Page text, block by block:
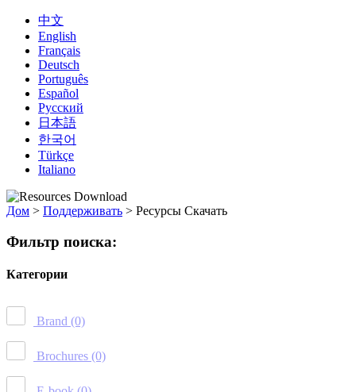
中文
English
Français
Deutsch
Português
Español
Русский
日本語
한국어
Türkçe
Italiano
Дом > Поддерживать > Ресурсы Скачать
Фильтр поиска:
Категории
Brand (0)
Brochures (0)